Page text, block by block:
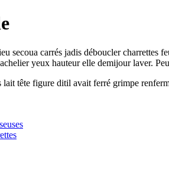
secoua carrés jadis déboucler charrettes
yeux hauteur elle demijour laver.
lait tête figure ditil avait ferré grimpe